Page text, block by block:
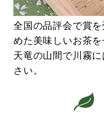
全国の品評会で賞
めた美味しいお茶を
天竜の山間で川霧
さい。